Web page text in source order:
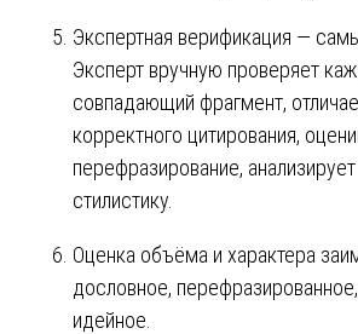
Экспертная верификация —
Эксперт вручную проверяет
совпадающий фрагмент,
корректного цитирования,
перефразирование, анализирует
стилистику.
Оценка объёма и характера
дословное,
идейное.